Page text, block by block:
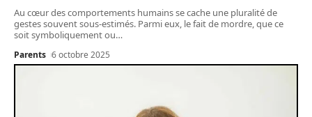
Au cœur des comportements humains se cache une pluralité de
gestes souvent sous-estimés. Parmi eux, le fait de mordre, que ce
soit symboliquement ou…
Parents 6 octobre 2025